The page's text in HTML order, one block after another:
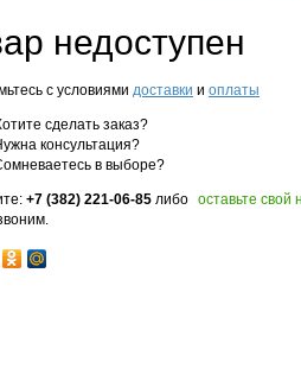
недоступен
с условиями доставки и оплаты
сделать заказ?
консультация?
в выборе?
+7 (382) 221-06-85 либо оставьте свой